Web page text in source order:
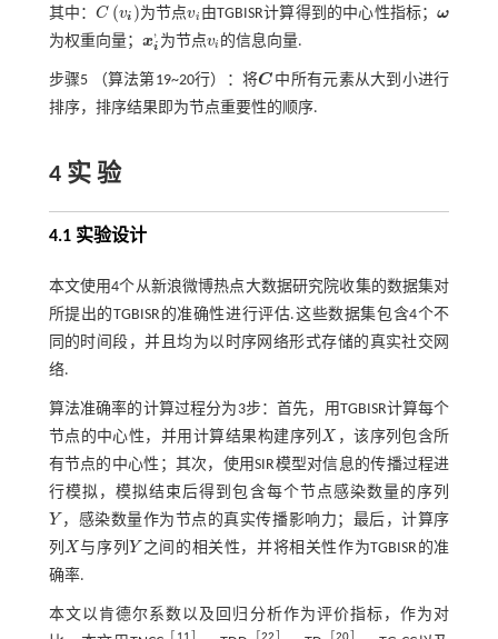
其中：C (vi )
Cv i 为节点vi
vi 由TGBISR计算得到的中心性指标；ω
ω
为权重向量； x'
i
xi' 为节点vi
vi 的信息向量.
步骤5 （算法第19~20行）：将C
C 中所有元素从大到小进行
排序，排序结果即为节点重要性的顺序.
4 实 验
4.1 实验设计
本文使用4个从新浪微博热点大数据研究院收集的数据集对
所提出的TGBISR的准确性进行评估.这些数据集包含4个不
同的时间段，并且均为以时序网络形式存储的真实社交网
络.
算法准确率的计算过程分为3步：首先，用TGBISR计算每个
节点的中心性，并用计算结果构建序列X
X
，该序列包含所
有节点的中心性；其次，使用SIR模型对信息的传播过程进
行模拟，模拟结束后得到包含每个节点感染数量的序列
Y
Y ，感染数量作为节点的真实传播影响力；最后，计算序
列X
X 与序列 Y
Y 之间的相关性，并将相关性作为TGBISR的准
确率.
本文以肯德尔系数以及回归分析作为评价指标，作为对